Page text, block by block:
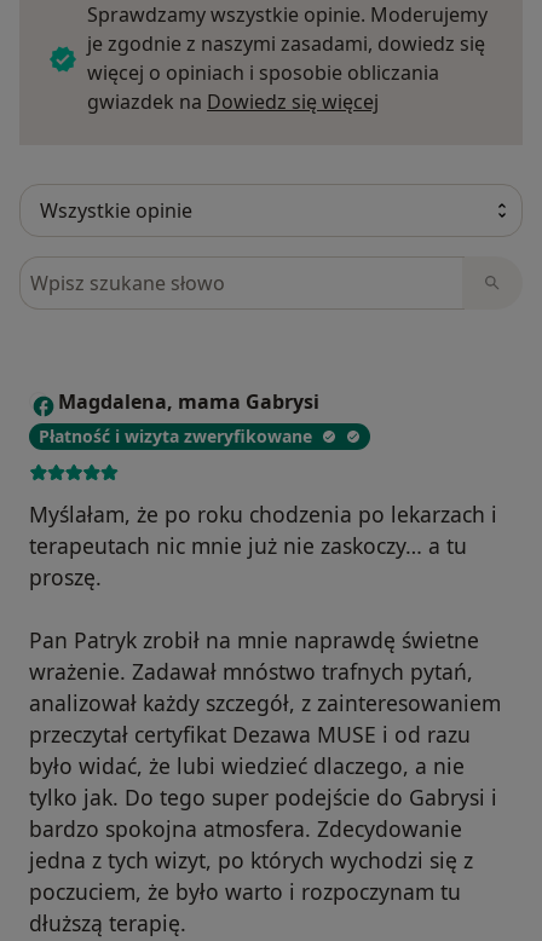
Sprawdzamy wszystkie opinie. Moderujemy
je zgodnie z naszymi zasadami, dowiedz się
więcej o opiniach i sposobie obliczania
gwiazdek na Dowiedz się więcej
Szukaj w opiniach
M Magdalena, mama Gabrysi
Płatność i wizyta zweryfikowane
Myślałam, że po roku chodzenia po lekarzach i
terapeutach nic mnie już nie zaskoczy… a tu
proszę.
Pan Patryk zrobił na mnie naprawdę świetne
wrażenie. Zadawał mnóstwo trafnych pytań,
analizował każdy szczegół, z zainteresowaniem
przeczytał certyfikat Dezawa MUSE i od razu
było widać, że lubi wiedzieć dlaczego, a nie
tylko jak. Do tego super podejście do Gabrysi i
bardzo spokojna atmosfera. Zdecydowanie
jedna z tych wizyt, po których wychodzi się z
poczuciem, że było warto i rozpoczynam tu
dłuższą terapię.